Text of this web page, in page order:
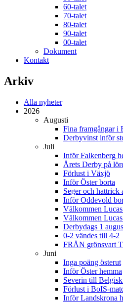
60-talet
70-talet
80-talet
90-talet
00-talet
Dokument
Kontakt
Arkiv
Alla nyheter
2026
Augusti
Fina framgångar i
Derbyvinst inför
Juli
Inför Falkenberg
Årets Derby på
Förlust i Växjö
Inför Öster borta
Seger och
Inför Oddevold
Välkommen
Välkommen
Derbydags 1
0-2 vändes till 4-2
FRÅN grönsvart
Juni
Inga poäng österut
Inför Öster hemma
Severin till
Förlust i BoIS-
Inför Landskrona